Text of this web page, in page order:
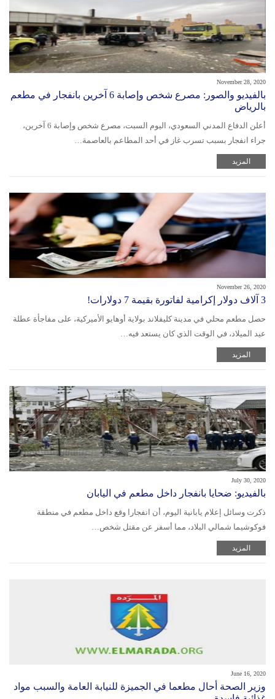
November 28, 2020
بالفيديو والصور: مصرع شخص وإصابة 6 آخرين بانفجار في مطعم
بالرياض
أعلن الدفاع المدني السعودي، اليوم السبت، مصرع شخص وإصابة 6 آخرين،
جراء انفجار بسبب تسرب غاز في أحد المطاعم بالعاصمة…
المزيد
November 26, 2020
3 آلاف دولار إكرامية لفاتورة بقيمة 7 دولارات!
حصل مطعم محلي في مدينة كليفلاند بولاية أوهايو الأميركية، على مفاجأة عطلة
عيد الميلاد، في الوقت الذي كان يستعد فيه…
المزيد
July 30, 2020
بالفيديو: ضحايا بانفجار داخل مطعم في اليابان
ذكرت وسائل إعلام يابانية اليوم، أن انفجارا وقع داخل مطعم في منطقة
فوكوشيما شمالي البلاد، مما أسفر عن مقتل شخص…
المزيد
June 16, 2020
‫وزير الصحة أحال مطعما في الجميزة للنيابة العامة والسبب مواد